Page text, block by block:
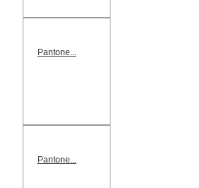
Pantone...
Pantone...